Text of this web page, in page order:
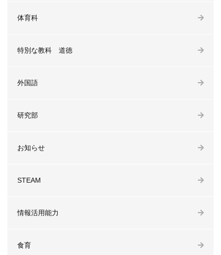
体育科
特別な教科 道徳
外国語
研究部
お知らせ
STEAM
情報活用能力
食育